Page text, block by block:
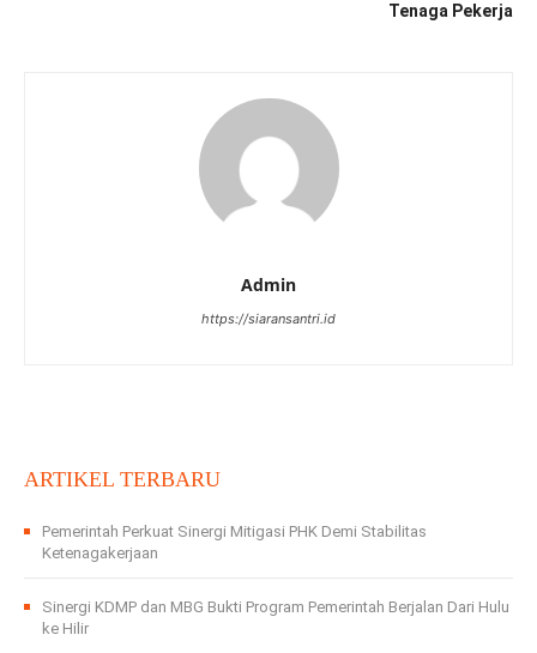
Tenaga Pekerja
Admin
https://siaransantri.id
ARTIKEL TERBARU
Pemerintah Perkuat Sinergi Mitigasi PHK Demi Stabilitas
Ketenagakerjaan
Sinergi KDMP dan MBG Bukti Program Pemerintah Berjalan Dari Hulu
ke Hilir